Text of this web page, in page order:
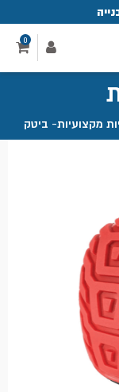
0
מקצועיות- ביטק